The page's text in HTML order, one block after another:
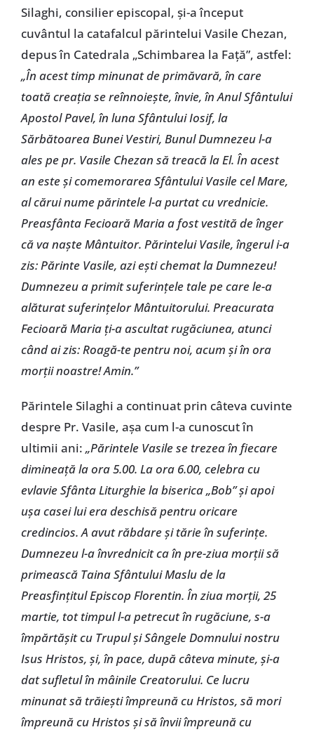
Silaghi, consilier episcopal, şi-a început
cuvântul la catafalcul părintelui Vasile Chezan,
depus în Catedrala „Schimbarea la Faţă”, astfel:
„În acest timp minunat de primăvară, în care
toată creaţia se reînnoieşte, învie, în Anul Sfântului
Apostol Pavel, în luna Sfântului Iosif, la
Sărbătoarea Bunei Vestiri, Bunul Dumnezeu l-a
ales pe pr. Vasile Chezan să treacă la El. În acest
an este şi comemorarea Sfântului Vasile cel Mare,
al cărui nume părintele l-a purtat cu vrednicie.
Preasfânta Fecioară Maria a fost vestită de înger
că va naşte Mântuitor. Părintelui Vasile, îngerul i-a
zis: Părinte Vasile, azi eşti chemat la Dumnezeu!
Dumnezeu a primit suferinţele tale pe care le-a
alăturat suferinţelor Mântuitorului. Preacurata
Fecioară Maria ţi-a ascultat rugăciunea, atunci
când ai zis: Roagă-te pentru noi, acum şi în ora
morţii noastre! Amin.”
Părintele Silaghi a continuat prin câteva cuvinte
despre Pr. Vasile, aşa cum l-a cunoscut în
ultimii ani: „Părintele Vasile se trezea în fiecare
dimineaţă la ora 5.00. La ora 6.00, celebra cu
evlavie Sfânta Liturghie la biserica „Bob” şi apoi
uşa casei lui era deschisă pentru oricare
credincios. A avut răbdare şi tărie în suferinţe.
Dumnezeu l-a învrednicit ca în pre-ziua morţii să
primească Taina Sfântului Maslu de la
Preasfinţitul Episcop Florentin. În ziua morţii, 25
martie, tot timpul l-a petrecut în rugăciune, s-a
împărtăşit cu Trupul şi Sângele Domnului nostru
Isus Hristos, şi, în pace, după câteva minute, şi-a
dat sufletul în mâinile Creatorului. Ce lucru
minunat să trăieşti împreună cu Hristos, să mori
împreună cu Hristos şi să învii împreună cu